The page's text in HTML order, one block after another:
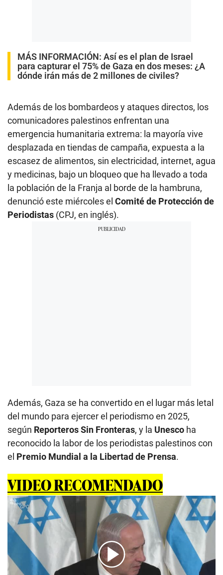
MÁS INFORMACIÓN: Así es el plan de Israel
para capturar el 75% de Gaza en dos meses: ¿A
dónde irán más de 2 millones de civiles?
Además de los bombardeos y ataques directos, los
comunicadores palestinos enfrentan una
emergencia humanitaria extrema: la mayoría vive
desplazada en tiendas de campaña, expuesta a la
escasez de alimentos, sin electricidad, internet, agua
y medicinas, bajo un bloqueo que ha llevado a toda
la población de la Franja al borde de la hambruna,
denunció este miércoles el Comité de Protección de
Periodistas (CPJ, en inglés).
Además, Gaza se ha convertido en el lugar más letal
del mundo para ejercer el periodismo en 2025,
según Reporteros Sin Fronteras, y la Unesco ha
reconocido la labor de los periodistas palestinos con
el Premio Mundial a la Libertad de Prensa.
VIDEO RECOMENDADO